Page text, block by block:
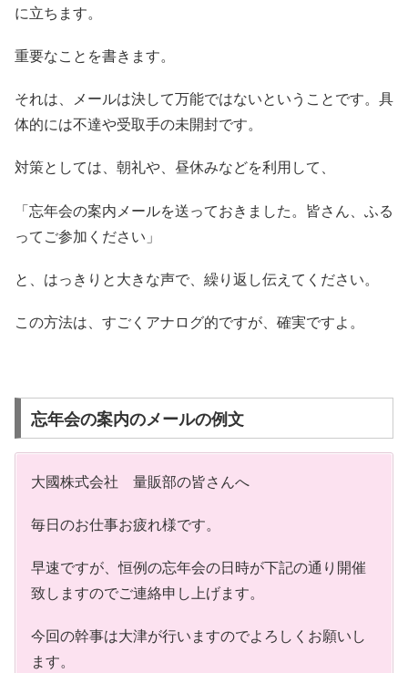
に立ちます。
重要なことを書きます。
それは、メールは決して万能ではないということです。具
体的には不達や受取手の未開封です。
対策としては、朝礼や、昼休みなどを利用して、
「忘年会の案内メールを送っておきました。皆さん、ふる
ってご参加ください」
と、はっきりと大きな声で、繰り返し伝えてください。
この方法は、すごくアナログ的ですが、確実ですよ。
忘年会の案内のメールの例文
大國株式会社 量販部の皆さんへ
毎日のお仕事お疲れ様です。
早速ですが、恒例の忘年会の日時が下記の通り開催
致しますのでご連絡申し上げます。
今回の幹事は大津が行いますのでよろしくお願いし
ます。